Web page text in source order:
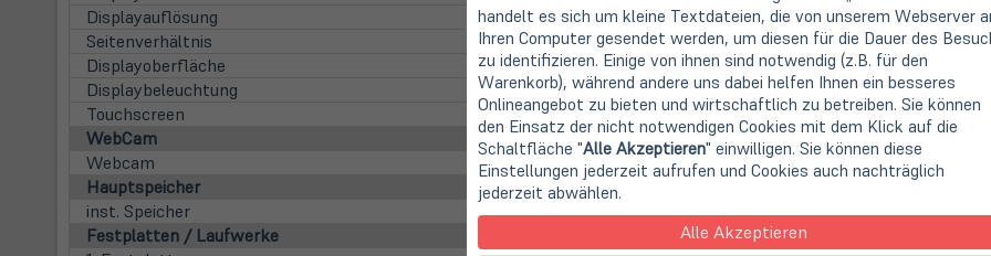
Displayauflösung
1920 x 1080 Pixel (FHD)
Seitenverhältnis
16:9
Displayoberfläche
Anti-Glare (matt)
Displaybeleuchtung
LED Hintergrundbeleuchtung
Touchscreen
nicht vorhanden
WebCam
Webcam
integrierte HD WebCam
Hauptspeicher
inst. Speicher
16 GB DDR4 (1x 16 GB)
Festplatten / Laufwerke
handelt es sich um kleine Textdateien, die von unserem Webserver
Ihren Computer gesendet werden, um diesen für die Dauer des
zu identifizieren. Einige von ihnen sind notwendig (z.B. für den
Warenkorb), während andere uns dabei helfen Ihnen ein besseres
Onlineangebot zu bieten und wirtschaftlich zu betreiben. Sie können
den Einsatz der nicht notwendigen Cookies mit dem Klick auf die
Schaltfläche "Alle Akzeptieren" einwilligen. Sie können diese
Einstellungen jederzeit aufrufen und Cookies auch nachträglich
jederzeit abwählen.
Alle Akzeptieren